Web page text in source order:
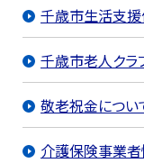
千歳市生活支
千歳市老人クラ
敬老祝金につい
介護保険事業